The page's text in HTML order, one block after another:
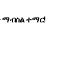
ማብሰል ተማር!